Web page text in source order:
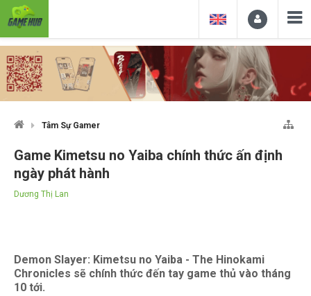
Tâm Sự Gamer
Game Kimetsu no Yaiba chính thức ấn định
ngày phát hành
Dương Thị Lan
Demon Slayer: Kimetsu no Yaiba - The Hinokami
Chronicles sẽ chính thức đến tay game thủ vào tháng
10 tới.